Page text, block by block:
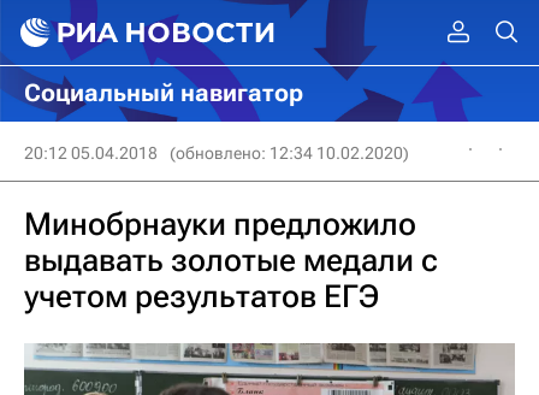
Социальный навигатор
20:12 05.04.2018 (обновлено: 12:34 10.02.2020)
Минобрнауки предложило
выдавать золотые медали с
учетом результатов ЕГЭ